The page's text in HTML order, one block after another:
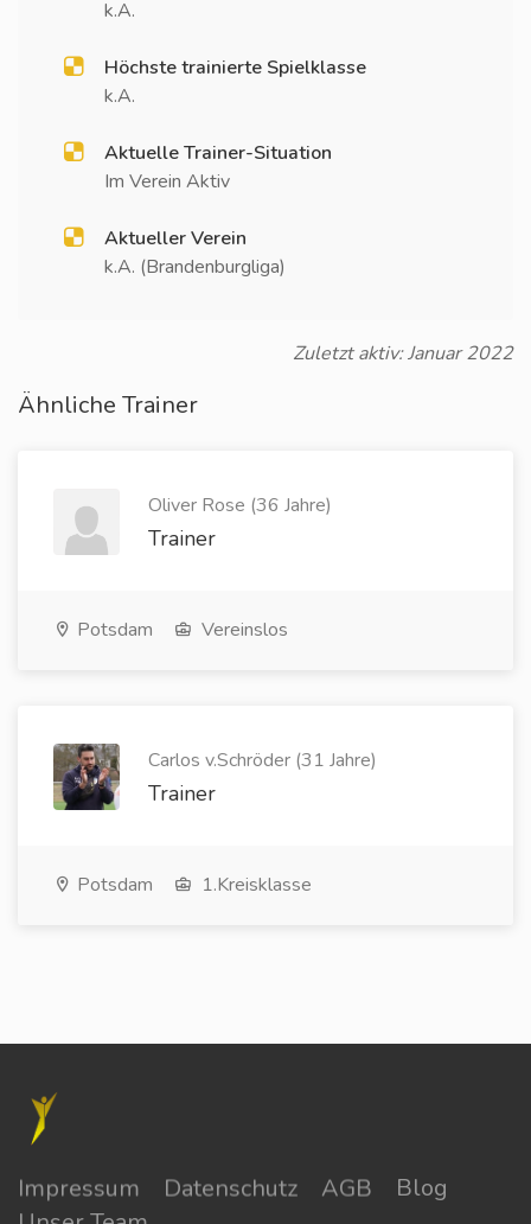
k.A.
Höchste trainierte Spielklasse
k.A.
Aktuelle Trainer-Situation
Im Verein Aktiv
Aktueller Verein
k.A. (Brandenburgliga)
Zuletzt aktiv: Januar 2022
Ähnliche Trainer
Oliver Rose (36 Jahre)
Trainer
Potsdam Vereinslos
Carlos v.Schröder (31 Jahre)
Trainer
Potsdam 1.Kreisklasse
Impressum Datenschutz AGB
Blog